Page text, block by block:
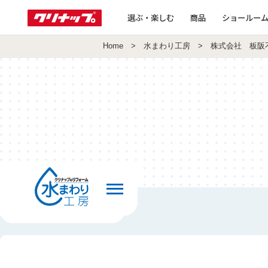
選ぶ・楽しむ 商品 ショールー
Home > 水まわり工房 > 株式会社 板阪
前の画面へ戻る